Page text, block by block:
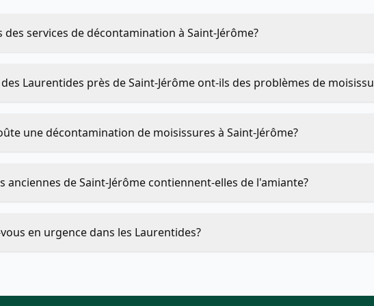
des services de décontamination à Saint-Jérôme?
Laurentides près de Saint-Jérôme ont-ils des problèmes de
une décontamination de moisissures à Saint-Jérôme?
anciennes de Saint-Jérôme contiennent-elles de l'amiante?
en urgence dans les Laurentides?